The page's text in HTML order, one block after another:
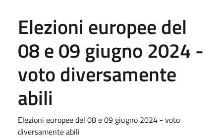
Elezioni europee del
08 e 09 giugno 2024 -
voto diversamente
abili
Elezioni europee del 08 e 09 giugno 2024 - voto
diversamente abili